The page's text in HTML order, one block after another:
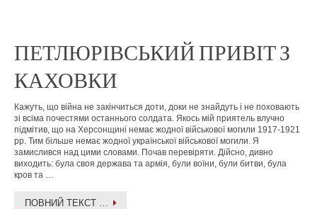
ПЕТЛЮРІВСЬКИЙ ПРИВІТ З
КАХОВКИ
Кажуть, що війна не закінчиться доти, доки не знайдуть і не поховають
зі всіма почестями останнього солдата. Якось мій приятель влучно
підмітив, що на Херсонщині немає жодної військової могили 1917-1921
рр. Тим більше немає жодної української військової могили. Я
замислився над цими словами. Почав перевіряти. Дійсно, дивно
виходить: була своя держава та армія, були воїни, були битви, була
кров та …
ПОВНИЙ ТЕКСТ …